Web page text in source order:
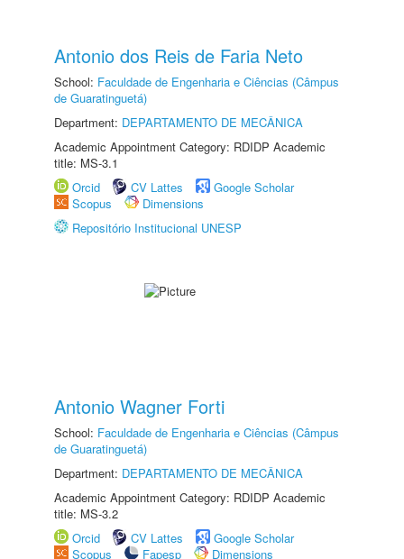
Antonio dos Reis de Faria Neto
School: Faculdade de Engenharia e Ciências (Câmpus
de Guaratinguetá)
Department: DEPARTAMENTO DE MECÂNICA
Academic Appointment Category: RDIDP Academic
title: MS-3.1
Orcid
CV Lattes
Google Scholar
Scopus
Dimensions
Repositório Institucional UNESP
Antonio Wagner Forti
School: Faculdade de Engenharia e Ciências (Câmpus
de Guaratinguetá)
Department: DEPARTAMENTO DE MECÂNICA
Academic Appointment Category: RDIDP Academic
title: MS-3.2
Orcid
CV Lattes
Google Scholar
Scopus
Fapesp Dimensions